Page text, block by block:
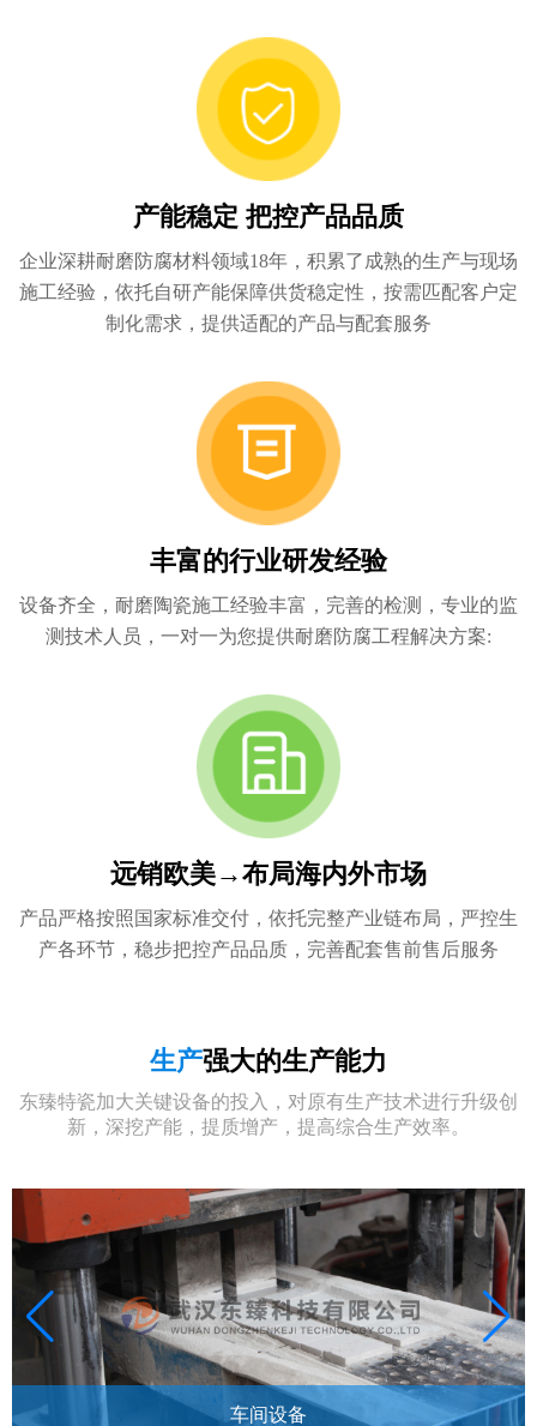
产能稳定 把控产品品质
企业深耕耐磨防腐材料领域18年，积累了成熟的生产与现场
施工经验，依托自研产能保障供货稳定性，按需匹配客户定
制化需求，提供适配的产品与配套服务
丰富的行业研发经验
设备齐全，耐磨陶瓷施工经验丰富，完善的检测，专业的监
测技术人员，一对一为您提供耐磨防腐工程解决方案:
远销欧美→布局海内外市场
产品严格按照国家标准交付，依托完整产业链布局，严控生
产各环节，稳步把控产品品质，完善配套售前售后服务
生产强大的生产能力
东臻特瓷加大关键设备的投入，对原有生产技术进行升级创
新，深挖产能，提质增产，提高综合生产效率。
车间设备